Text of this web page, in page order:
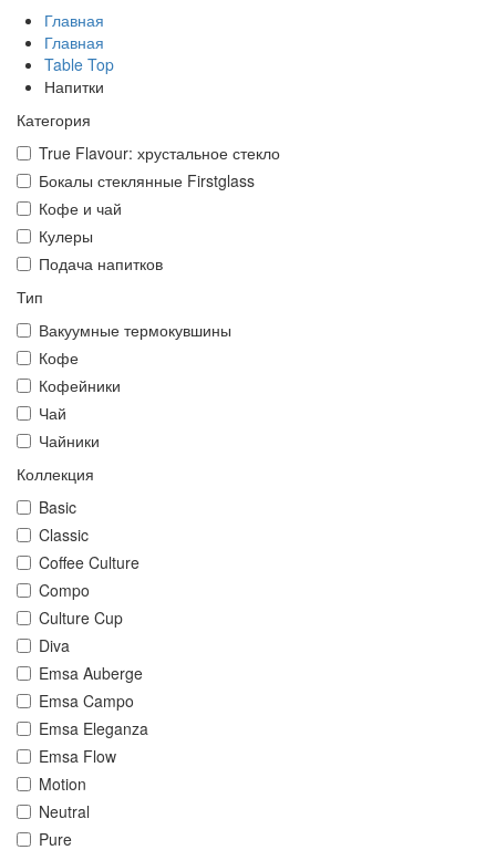
Главная
Главная
Table Top
Напитки
Категория
True Flavour: хрустальное стекло
Бокалы стеклянные Firstglass
Кофе и чай
Кулеры
Подача напитков
Тип
Вакуумные термокувшины
Кофе
Кофейники
Чай
Чайники
Коллекция
Basic
Classic
Coffee Culture
Compo
Culture Cup
Diva
Emsa Auberge
Emsa Campo
Emsa Eleganza
Emsa Flow
Motion
Neutral
Pure